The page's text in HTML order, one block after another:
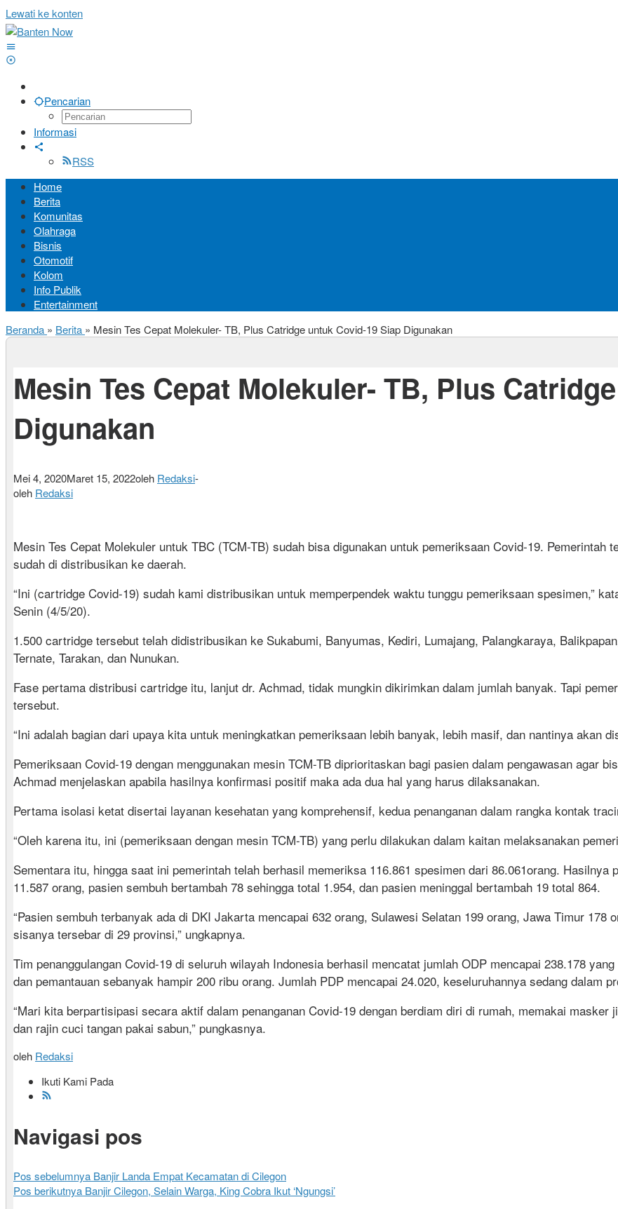
Lewati ke konten
Pencarian
Informasi
RSS
Home
Berita
Komunitas
Olahraga
Bisnis
Otomotif
Kolom
Info Publik
Entertainment
Beranda » Berita » Mesin Tes Cepat Molekuler- TB, Plus Catridge untuk Covid-19 Siap Digunakan
Mesin Tes Cepat Molekuler- TB, Plus
Digunakan
Mei 4, 2020Maret 15, 2022oleh Redaksi-
oleh Redaksi
Mesin Tes Cepat Molekuler untuk TBC (TCM-TB) sudah bisa digunakan untuk pemeriksaan Covid-19.
sudah di distribusikan ke daerah.
“Ini (cartridge Covid-19) sudah kami distribusikan untuk memperpendek waktu tunggu pemeriksaan spesimen,”
Senin (4/5/20).
1.500 cartridge tersebut telah didistribusikan ke Sukabumi, Banyumas, Kediri, Lumajang, Palangkaraya,
Ternate, Tarakan, dan Nunukan.
Fase pertama distribusi cartridge itu, lanjut dr. Achmad, tidak mungkin dikirimkan dalam jumlah banyak. Tapi
tersebut.
“Ini adalah bagian dari upaya kita untuk meningkatkan pemeriksaan lebih banyak, lebih masif, dan nantinya akan
Pemeriksaan Covid-19 dengan menggunakan mesin TCM-TB diprioritaskan bagi pasien dalam pengawasan agar
Achmad menjelaskan apabila hasilnya konfirmasi positif maka ada dua hal yang harus dilaksanakan.
Pertama isolasi ketat disertai layanan kesehatan yang komprehensif, kedua penanganan dalam rangka kontak
“Oleh karena itu, ini (pemeriksaan dengan mesin TCM-TB) yang perlu dilakukan dalam kaitan melaksanakan
Sementara itu, hingga saat ini pemerintah telah berhasil memeriksa 116.861 spesimen dari 86.061orang.
11.587 orang, pasien sembuh bertambah 78 sehingga total 1.954, dan pasien meninggal bertambah 19 total 864.
“Pasien sembuh terbanyak ada di DKI Jakarta mencapai 632 orang, Sulawesi Selatan 199 orang, Jawa Timur 178
sisanya tersebar di 29 provinsi,” ungkapnya.
Tim penanggulangan Covid-19 di seluruh wilayah Indonesia berhasil mencatat jumlah ODP mencapai 238.178
dan pemantauan sebanyak hampir 200 ribu orang. Jumlah PDP mencapai 24.020, keseluruhannya sedang dalam
“Mari kita berpartisipasi secara aktif dalam penanganan Covid-19 dengan berdiam diri di rumah, memakai
dan rajin cuci tangan pakai sabun,” pungkasnya.
oleh Redaksi
Ikuti Kami Pada
Navigasi pos
Pos sebelumnya Banjir Landa Empat Kecamatan di Cilegon
Pos berikutnya Banjir Cilegon, Selain Warga, King Cobra Ikut ‘Ngungsi’